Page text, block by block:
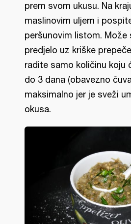
prem svom ukusu. Na
maslinovim uljem i
peršunovim listom. Može
predjelo uz kriške
radite samo količinu koju
do 3 dana (obavezno
maksimalno jer je sveži
okusa.